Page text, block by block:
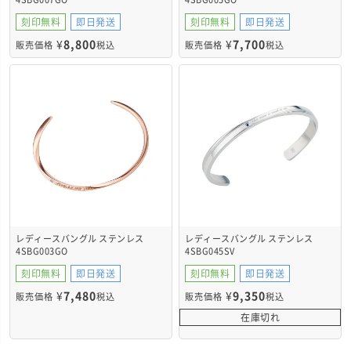
刻印無料 即日発送
販売価格 ¥8,800税込
刻印無料 即日発送
販売価格 ¥7,700税込
レディースバングル ステンレス
4SBG003GO
刻印無料 即日発送
販売価格 ¥7,480税込
レディースバングル ステンレス
4SBG045SV
刻印無料 即日発送
販売価格 ¥9,350税込
在庫切れ